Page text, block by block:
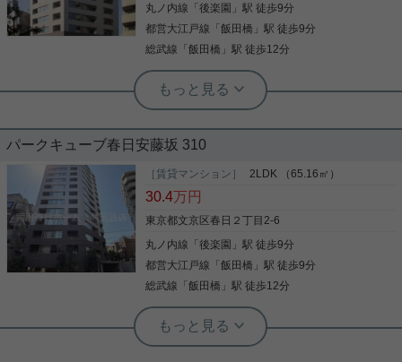
ダブルロック！ セキュリティ面も安心！！ お気軽に
お問い合わせくださいませ！ ★お電話でのご相談も
お気軽にどうぞ★ 実用春日ホーム株式会社 茗荷谷
店 TEL：03-6902-5021
写真(9)
詳細を見る
丸ノ内線 「後楽園 」駅 徒歩9分
都営大江戸線 「飯田橋 」駅 徒歩9分
総武線 「飯田橋 」駅 徒歩12分
実用春日ホーム 本店 スタッフ島倉
☆ペット可☆2LDK☆ファミリータイ
飼育も可能 リビングは西向きで陽当たりgood 3口ガ
スコンロにグリル付き、浴室乾燥機に追焚機能と、
室内設備も充実した物件です. オートロックもあり,
セキュリティ面も安心。
写真(9)
詳細を見る
パークキューブ春日安藤坂 310
［賃貸マンション］ 2LDK （65.16㎡）
30.4万円
東京都文京区春日２丁目2-6
丸ノ内線 「後楽園 」駅 徒歩9分
都営大江戸線 「飯田橋 」駅 徒歩9分
総武線 「飯田橋 」駅 徒歩12分
実用春日ホーム 茗荷谷店 堀田枝里
2LDKファミリータイプ！LDKは南向